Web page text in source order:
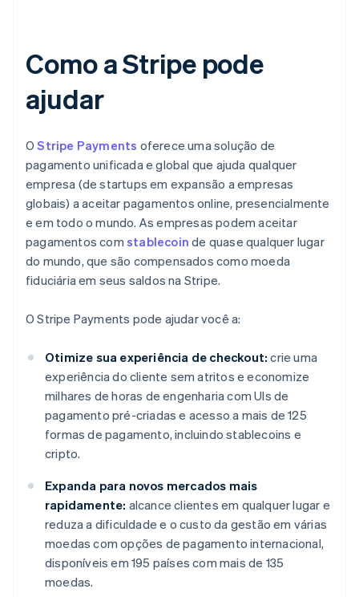
Como a Stripe pode
ajudar
OStripe Payments oferece uma solução de
pagamento unificada e global que ajuda qualquer
empresa (de startups em expansão a empresas
globais) a aceitar pagamentos online, presencialmente
e em todo o mundo. As empresas podem aceitar
pagamentos com stablecoin de quase qualquer lugar
do mundo, que são compensados como moeda
fiduciária em seus saldos na Stripe.
O Stripe Payments pode ajudar você a:
Otimize sua experiência de checkout: crie uma
experiência do cliente sem atritos e economize
milhares de horas de engenharia com UIs de
pagamento pré-criadas e acesso a mais de 125
formas de pagamento, incluindo stablecoins e
cripto.
Expanda para novos mercados mais
rapidamente: alcance clientes em qualquer lugar e
reduza a dificuldade e o custo da gestão em várias
moedas com opções de pagamento internacional,
disponíveis em 195 países com mais de 135
moedas.